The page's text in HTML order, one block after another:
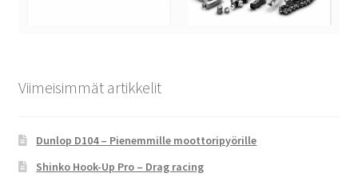
Viimeisimmät artikkelit
Dunlop D104 – Pienemmille moottoripyörille
Shinko Hook-Up Pro – Drag racing